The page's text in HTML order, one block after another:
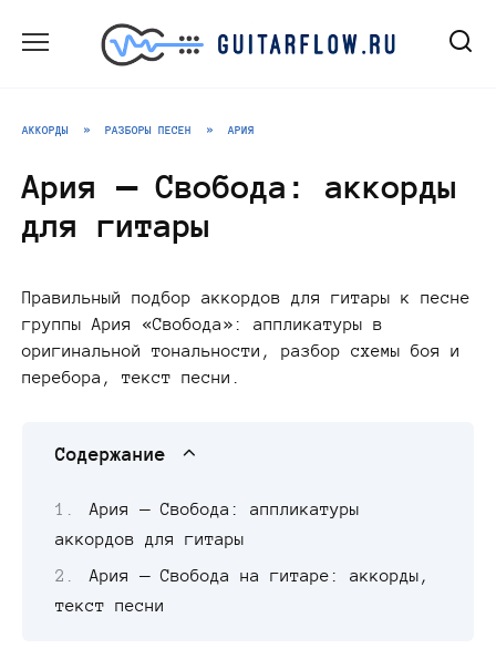
АККОРДЫ » РАЗБОРЫ ПЕСЕН » АРИЯ
Ария — Свобода: аккорды
для гитары
Правильный подбор аккордов для гитары к песне
группы Ария «Свобода»: аппликатуры в
оригинальной тональности, разбор схемы боя и
перебора, текст песни.
Содержание
Ария — Свобода: аппликатуры
аккордов для гитары
Ария — Свобода на гитаре: аккорды,
текст песни